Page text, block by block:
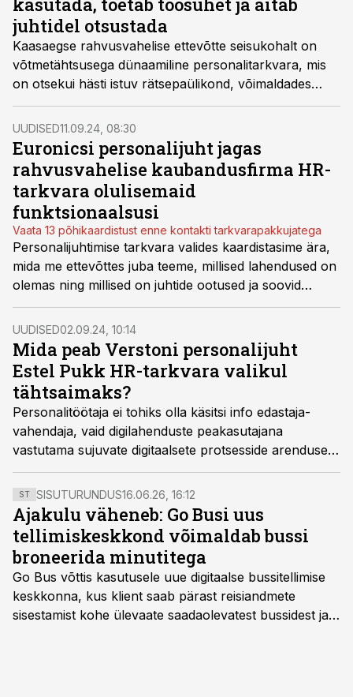
juhtidel otsustada
Kaasaegse rahvusvahelise ettevõtte seisukohalt on
võtmetähtsusega dünaamiline personalitarkvara, mis
on otsekui hästi istuv rätsepaülikond, võimaldades
integreerida mitmed olemasolevad tarkvarasid ning
hallata efektiivselt ja turvaliselt suurt hulka andmeid,
mis aitavad teha juhtimisotsuseid, ütles Tallink Grupi
personali- ja kliendikogemuse juht Age Vanajuur.
UUDISED11.09.24, 08:30
Euronicsi personalijuht jagas
rahvusvahelise kaubandusfirma HR-
tarkvara olulisemaid
funktsionaalsusi
Vaata 13 põhikaardistust enne kontakti tarkvarapakkujatega
Personalijuhtimise tarkvara valides kaardistasime ära,
mida me ettevõttes juba teeme, millised lahendused on
olemas ning millised on juhtide ootused ja soovid
andmete osas. Üheks oluliseks valikukriteeriumiks oli
tarkvara sobivus erinevates Balti riikides kasutamiseks,
ütles elektroonika jaemüügifirma Euronicsi grupi
personalijuht Ave Kruusalu.
UUDISED02.09.24, 10:14
Mida peab Verstoni personalijuht
Estel Pukk HR-tarkvara valikul
tähtsaimaks?
Personalitöötaja ei tohiks olla käsitsi info edastaja-
vahendaja, vaid digilahenduste peakasutajana
vastutama sujuvate digitaalsete protsesside arenduse
eest, ütles taristuehituse ettevõtte Verston
personalijuht ja 2022. aastal Eesti mõjukaimaks
personalijuhiks valitud Estel Pukk.
ST SISUTURUNDUS16.06.26, 16:12
Ajakulu väheneb: Go Busi uus
tellimiskeskkond võimaldab bussi
broneerida minutitega
Go Bus võttis kasutusele uue digitaalse bussitellimise
keskkonna, kus klient saab pärast reisiandmete
sisestamist kohe ülevaate saadaolevatest bussidest ja